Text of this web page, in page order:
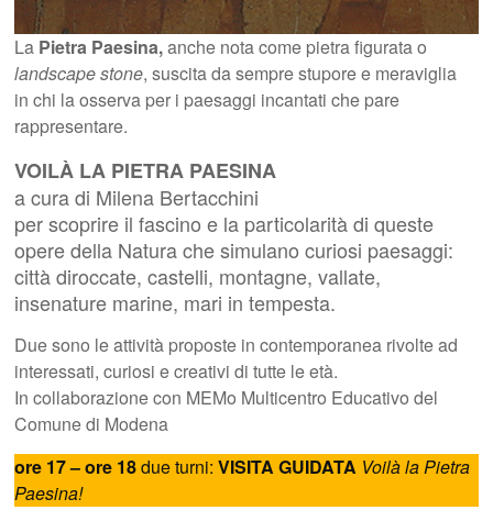
La Pietra Paesina,anche nota come pietra figurata o
landscape stone, suscita da sempre stupore e meraviglia
in chi la osserva per i paesaggi incantati che pare
rappresentare.
VOILÀ LA PIETRA PAESINA
a cura di Milena Bertacchini
per scoprire il fascino e la particolarità di queste
opere della Natura che simulano curiosi paesaggi:
città diroccate, castelli, montagne, vallate,
insenature marine, mari in tempesta.
Due sono le attività proposte in contemporanea rivolte ad
interessati, curiosi e creativi di tutte le età.
In collaborazione con MEMo Multicentro Educativo del
Comune di Modena
ore 17 – ore 18due turni:VISITA GUIDATA Voilà la Pietra
Paesina!